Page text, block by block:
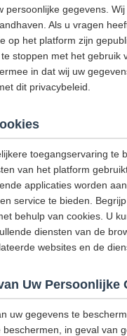
persoonlijke gegevens.
Als u vragen
op het platform zijn
stoppen met het
in dat wij uw
dit privacybeleid.
toegangservaring te
van het platform
applicaties worden
service te bieden.
behulp van cookies. U
diensten van de
websites en de
Uw Persoonlijke
uw gegevens te
in geval van